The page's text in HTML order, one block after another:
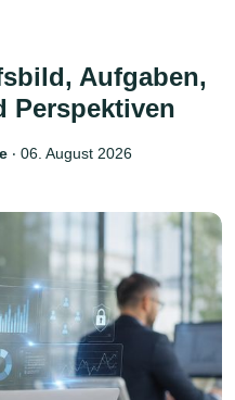
Aufgaben,
Perspektiven
‧ 06. August 2026